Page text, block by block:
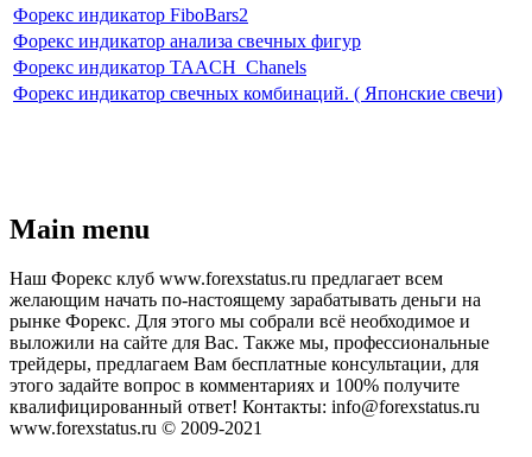
Форекс индикатор FiboBars2
Форекс индикатор анализа свечных фигур
Форекс индикатор TAACH_Chanels
Форекс индикатор свечных комбинаций. ( Японские свечи)
Main menu
Наш Форекс клуб www.forexstatus.ru предлагает всем
желающим начать по-настоящему зарабатывать деньги на
рынке Форекс. Для этого мы собрали всё необходимое и
выложили на сайте для Вас. Также мы, профессиональные
трейдеры, предлагаем Вам бесплатные консультации, для
этого задайте вопрос в комментариях и 100% получите
квалифицированный ответ! Контакты: info@forexstatus.ru
www.forexstatus.ru © 2009-2021